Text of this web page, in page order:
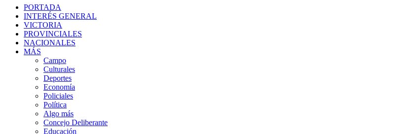
PORTADA
INTERÉS GENERAL
VICTORIA
PROVINCIALES
NACIONALES
MÁS
Campo
Culturales
Deportes
Economía
Policiales
Política
Algo más
Concejo Deliberante
Educación